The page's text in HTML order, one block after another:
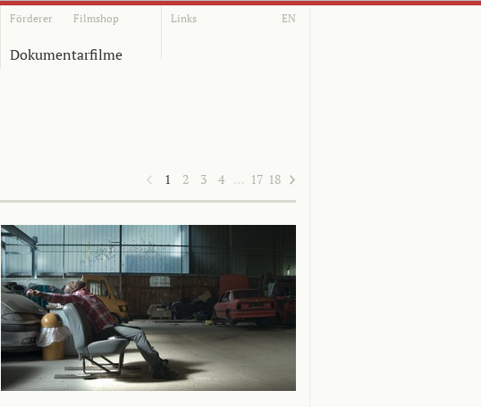
Förderer Filmshop Links EN
Dokumentarfilme
1 2 3 4 … 17 18